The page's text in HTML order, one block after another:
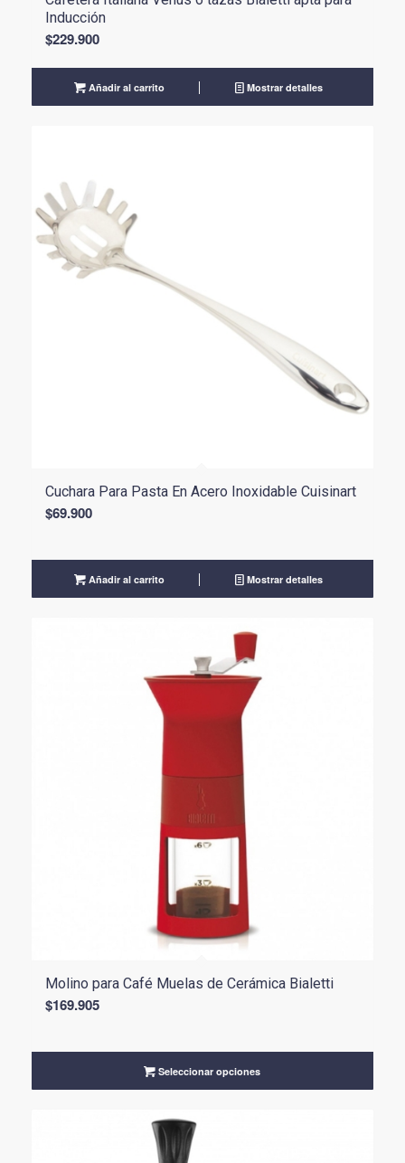
Inducción
$229.900
Añadir al carrito Mostrar detalles
Cuchara Para Pasta En Acero Inoxidable Cuisinart
$69.900
Añadir al carrito Mostrar detalles
Molino para Café Muelas de Cerámica Bialetti
$169.905
Seleccionar opciones